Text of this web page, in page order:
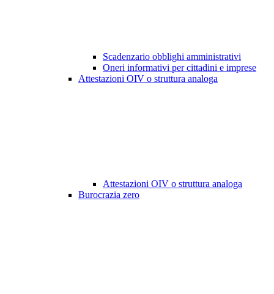
Scadenzario obblighi amministrativi
Oneri informativi per cittadini e imprese
Attestazioni OIV o struttura analoga
Attestazioni OIV o struttura analoga
Burocrazia zero